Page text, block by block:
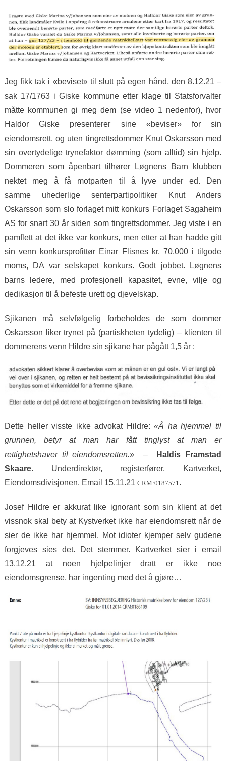
Jeg fikk tak i «beviset» til slutt på egen hånd, den 8.12.21 –
sak 17/1763 i Giske kommune etter klage til Statsforvalter
måtte kommunen gi meg dem (se video 1 nedenfor), hvor
Haldor Giske presenterer sine «beviser» for sin
eiendomsrett, og uten tingrettsdommer Knut Oskarsson med
sin overtydelige trynefaktor dømming (som alltid) sin hjelp.
Dommeren som åpenbart tilhører Løgnens Barn klubben
nektet meg å få motparten til å lyve under ed. Den
samme uhederlige senterpartipolitiker Knut Anders
Oskarsson som slo forlaget mitt konkurs Forlaget Sagaheim
AS for snart 30 år siden som tingrettsdommer. Jeg viste i en
pamflett at det ikke var konkurs, men etter at han hadde gitt
sin venn konkursprofittør Einar Flisnes kr. 70.000 i tilgode
moms, DA var selskapet konkurs. Godt jobbet. Løgnens
barns ledere, med profesjonell kapasitet, evne, vilje og
dedikasjon til å befeste urett og djevelskap.
Sjikanen må selvfølgelig forbeholdes de som dommer
Oskarsson liker trynet på (partiskheten tydelig) – klienten til
dommerens venn Hildre sin sjikane har pågått 1,5 år :
Dette heller visste ikke advokat Hildre:«Å ha hjemmel til
grunnen, betyr at man har fått tinglyst at man er
rettighetshaver til eiendomsretten.» –
Haldis Framstad
Skaare. Underdirektør, registerfører. Kartverket,
Eiendomsdivisjonen. Email 15.11.21 CRM:0187571 .
Josef Hildre er akkurat like ignorant som sin klient at det
vissnok skal bety at Kystverket ikke har eiendomsrett når de
sier de ikke har hjemmel. Mot idioter kjemper selv gudene
forgjeves sies det. Det stemmer. Kartverket sier i email
13.12.21 at noen hjelpelinjer dratt er ikke noe
eiendomsgrense, har ingenting med det å gjøre…